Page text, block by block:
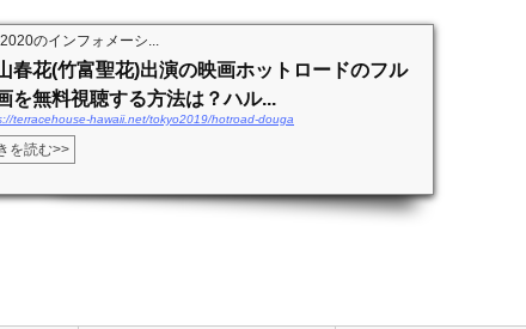
のインフォメーシ...
春花(竹富聖花)出演の映画ホットロードのフル
を無料視聴する方法は？ハル...
terracehouse-hawaii.net/tokyo2019/hotroad-douga
を読む>>